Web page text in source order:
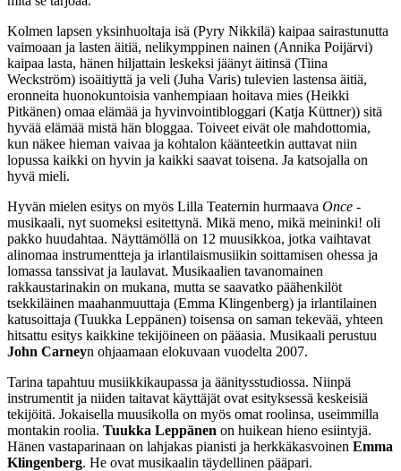
Kolmen lapsen yksinhuoltaja isä (Pyry Nikkilä) kaipaa sairastunutta
vaimoaan ja lasten äitiä, nelikymppinen nainen (Annika Poijärvi)
kaipaa lasta, hänen hiljattain leskeksi jäänyt äitinsä (Tiina
Weckström) isoäitiyttä ja veli (Juha Varis) tulevien lastensa äitiä,
eronneita huonokuntoisia vanhempiaan hoitava mies (Heikki
Pitkänen) omaa elämää ja hyvinvointibloggari (Katja Küttner)) sitä
hyvää elämää mistä hän bloggaa. Toiveet eivät ole mahdottomia,
kun näkee hieman vaivaa ja kohtalon käänteetkin auttavat niin
lopussa kaikki on hyvin ja kaikki saavat toisena. Ja katsojalla on
hyvä mieli.
Hyvän mielen esitys on myös Lilla Teaternin hurmaava Once -
musikaali, nyt suomeksi esitettynä. Mikä meno, mikä meininki! oli
pakko huudahtaa. Näyttämöllä on 12 muusikkoa, jotka vaihtavat
alinomaa instrumentteja ja irlantilaismusiikin soittamisen ohessa ja
lomassa tanssivat ja laulavat. Musikaalien tavanomainen
rakkaustarinakin on mukana, mutta se saavatko päähenkilöt
tsekkiläinen maahanmuuttaja (Emma Klingenberg) ja irlantilainen
katusoittaja (Tuukka Leppänen) toisensa on saman tekevää, yhteen
hitsattu esitys kaikkine tekijöineen on pääasia. Musikaali perustuu
John Carneyn ohjaamaan elokuvaan vuodelta 2007.
Tarina tapahtuu musiikkikaupassa ja äänitysstudiossa. Niinpä
instrumentit ja niiden taitavat käyttäjät ovat esityksessä keskeisiä
tekijöitä. Jokaisella muusikolla on myös omat roolinsa, useimmilla
montakin roolia. Tuukka Leppänen on huikean hieno esiintyjä.
Hänen vastaparinaan on lahjakas pianisti ja herkkäkasvoinen Emma
Klingenberg. He ovat musikaalin täydellinen pääpari.